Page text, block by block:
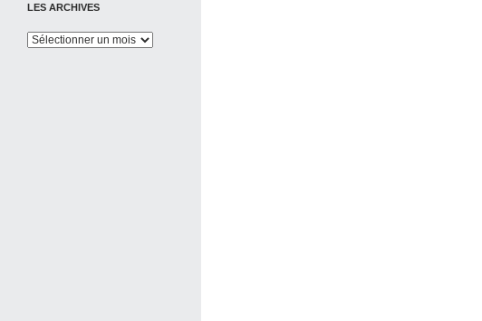
LES ARCHIVES
Les